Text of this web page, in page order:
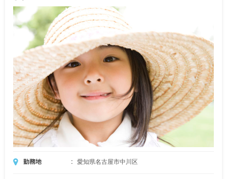
勤務地 愛知県名古屋市中川区